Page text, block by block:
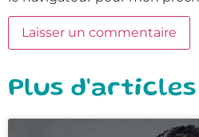
Plus d'articles